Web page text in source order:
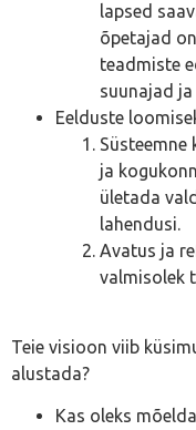
lapsed
õpetajad
teadmiste
suunajad ja
Eelduste
ja
ületada
lahendusi.
Avatus ja
valmisolek
Teie visioon viib
alustada?
Kas oleks